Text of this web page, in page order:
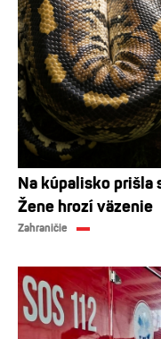
Na kúpalisko prišla
Žene hrozí väzenie
Zahraničie